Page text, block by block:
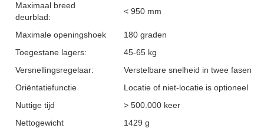
Maximaal breed
deurblad:
< 950 mm
Maximale openingshoek
180 graden
Toegestane lagers:
45-65 kg
Versnellingsregelaar:
Verstelbare snelheid in twee fasen
Oriëntatiefunctie
Locatie of niet-locatie is optioneel
Nuttige tijd
> 500.000 keer
Nettogewicht
1429 g